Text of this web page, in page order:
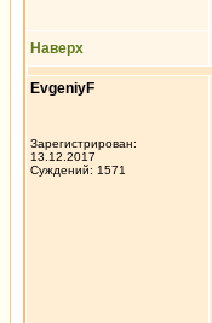
Наверх
EvgeniyF
Зарегистрирован:
13.12.2017
Суждений: 1571